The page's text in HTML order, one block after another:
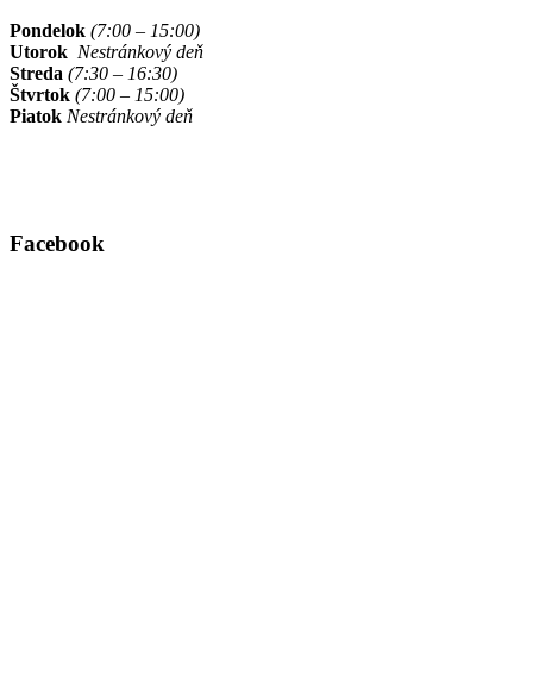
Pondelok (7:00 – 15:00)
Utorok Nestránkový deň
Streda (7:30 – 16:30)
Štvrtok (7:00 – 15:00)
Piatok Nestránkový deň
Facebook